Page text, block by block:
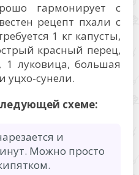
гармонирует с
рецепт пхали с
1 кг капусты,
красный перец,
1 луковица, большая
уцхо-сунели.
схеме:
и
Можно просто